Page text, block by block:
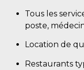
Tous les
poste,
Location de
Restaurants